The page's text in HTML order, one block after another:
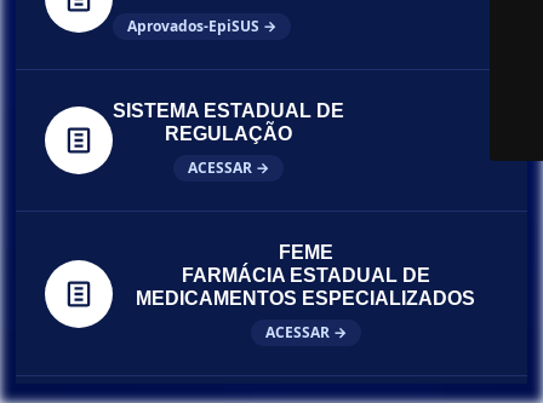
Aprovados-EpiSUS →
SISTEMA ESTADUAL DE
REGULAÇÃO
ACESSAR →
FEME
FARMÁCIA ESTADUAL DE
MEDICAMENTOS ESPECIALIZADOS
ACESSAR →